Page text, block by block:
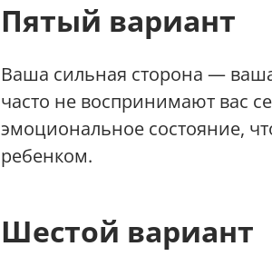
Пятый вариант
Ваша сильная сторона —
часто не воспринимают вас
эмоциональное состояние,
ребенком.
Шестой вариант